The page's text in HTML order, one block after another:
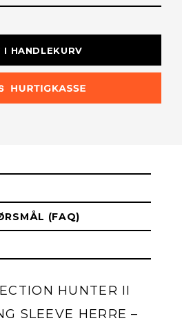
LAGERSTATUS
På lager
I HANDLEKURV
(FAQ)
HUNTER II
SLEEVE HERRE –